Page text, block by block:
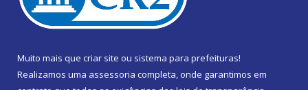
Muito mais que criar site ou sistema para prefeituras!
Realizamos uma assessoria completa, onde garantimos em